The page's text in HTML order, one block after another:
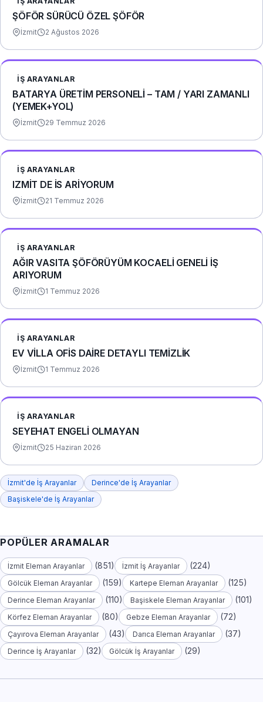
ŞÖFÖR SÜRÜCÜ ÖZEL ŞÖFÖR
İzmit 2 Ağustos 2026
İŞ ARAYANLAR
BATARYA ÜRETİM PERSONELİ – TAM / YARI ZAMANLI
(YEMEK+YOL)
İzmit 29 Temmuz 2026
İŞ ARAYANLAR
IZMİT DE İS ARİYORUM
İzmit 21 Temmuz 2026
İŞ ARAYANLAR
AĞIR VASITA ŞÖFÖRÜYÜM KOCAELİ GENELİ İŞ
ARIYORUM
İzmit 1 Temmuz 2026
İŞ ARAYANLAR
EV VİLLA OFİS DAİRE DETAYLI TEMİZLİK
İzmit 1 Temmuz 2026
İŞ ARAYANLAR
SEYEHAT ENGELİ OLMAYAN
İzmit 25 Haziran 2026
İzmit'de İş Arayanlar
Derince'de İş Arayanlar
Başiskele'de İş Arayanlar
POPÜLER ARAMALAR
İzmit Eleman Arayanlar (851) İzmit İş Arayanlar (224)
Gölcük Eleman Arayanlar (159) Kartepe Eleman Arayanlar (125)
Derince Eleman Arayanlar (110) Başiskele Eleman Arayanlar (101)
Körfez Eleman Arayanlar (80) Gebze Eleman Arayanlar (72)
Çayırova Eleman Arayanlar (43) Darıca Eleman Arayanlar (37)
Derince İş Arayanlar (32) Gölcük İş Arayanlar (29)